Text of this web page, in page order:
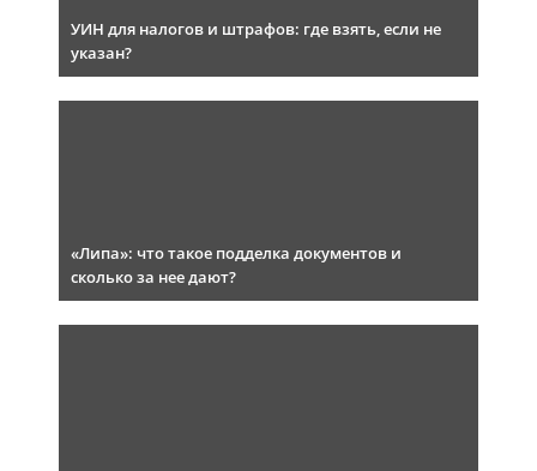
УИН для налогов и штрафов: где взять, если не
указан?
«Липа»: что такое подделка документов и
сколько за нее дают?